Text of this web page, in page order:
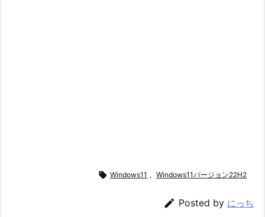
 Windows11 , Windows11バージョン22H2
 Posted by にっち